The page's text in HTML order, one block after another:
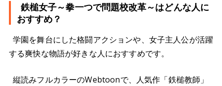
鉄槌女子～拳一つで問題校改革～はどんな人に
おすすめ？
学園を舞台にした格闘アクションや、女子主人公が活躍
する爽快な物語が好きな人におすすめです。
縦読みフルカラーのWebtoonで、人気作「鉄槌教師」